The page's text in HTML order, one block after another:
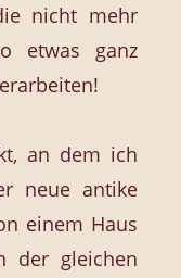
nicht mehr
etwas ganz
an dem ich
neue antike
einem Haus
der gleichen